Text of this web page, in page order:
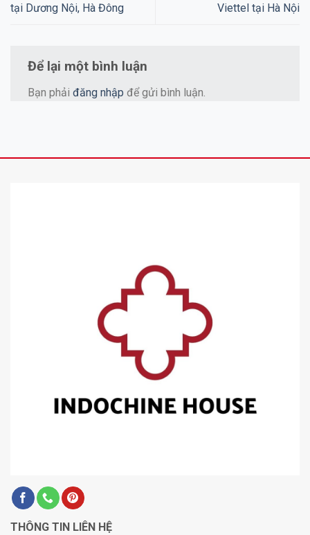
tại Dương Nội, Hà Đông
Viettel tại Hà Nội
Để lại một bình luận
Bạn phải đăng nhập để gửi bình luận.
THÔNG TIN LIÊN HỆ